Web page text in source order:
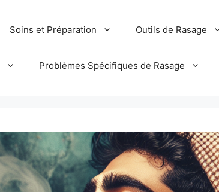
Soins et Préparation Outils de Rasage
Problèmes Spécifiques de Rasage